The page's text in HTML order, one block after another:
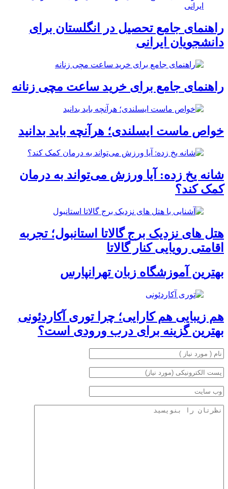
راهنمای جامع تحصیل در انگلستان برای
دانشجویان ایرانی
راهنمای جامع برای خرید ساعت مچی زنانه
خواص ماست ایسلندی؛ هرآنچه باید بدانید
شانه یخ زده: آیا ورزش می‌تواند به درمان
کمک کند؟
هتل های نزدیک برج گالاتا استانبول؛ تجربه
اقامتی رویایی کنار گالاتا
بهترین آموزشگاه زبان تهرانپارس
هم زیبایی هم کارایی؛ چرا توری آکاردئونی
بهترین گزینه برای درب ورودی است؟